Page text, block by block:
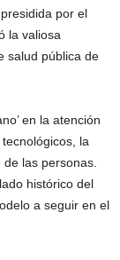
por el
la valiosa
salud pública de
en la atención
la
las personas.
histórico del
a seguir en el